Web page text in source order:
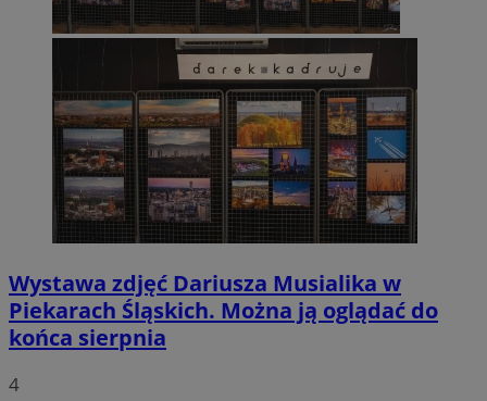
Wystawa zdjęć Dariusza Musialika w
Piekarach Śląskich. Można ją oglądać do
końca sierpnia
4